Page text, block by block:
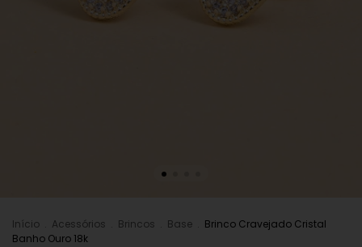
Início Acessórios Brincos Base
Brinco Cravejado Cristal
Banho Ouro 18k